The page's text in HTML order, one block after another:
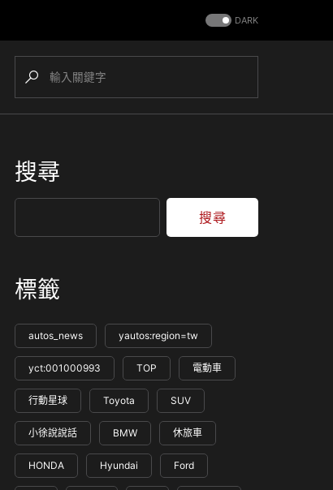
DARK
搜尋
搜尋
標籤
autos_news yautos:region=tw
yct:001000993 TOP 電動車
行動星球 Toyota SUV
小徐說說話 BMW 休旅車
HONDA Hyundai Ford